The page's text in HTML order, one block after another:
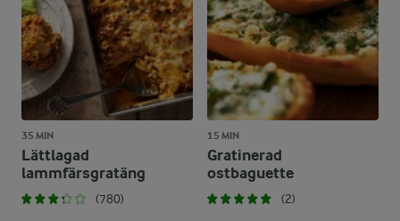
35 MIN
Lättlagad
lammfärsgratäng
(780)
15 MIN
Gratinerad
ostbaguette
(2)